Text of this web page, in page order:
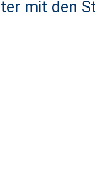
mit den